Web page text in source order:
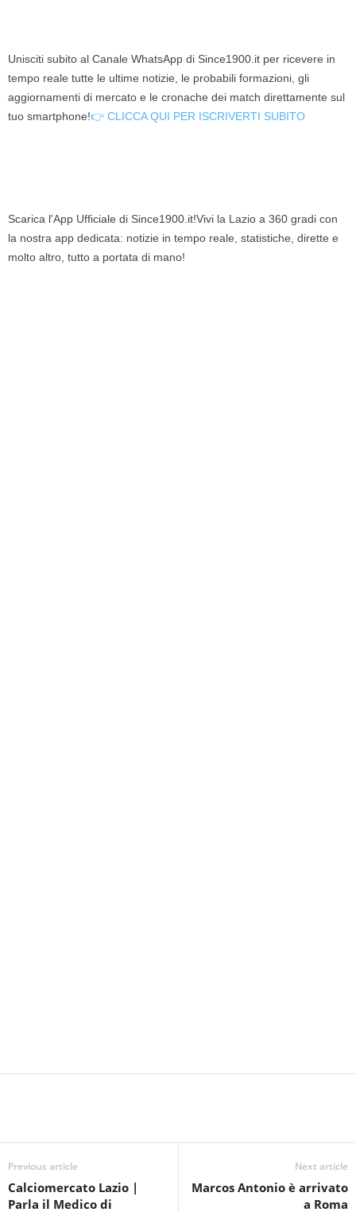
Unisciti subito al Canale WhatsApp di Since1900.it per ricevere in
tempo reale tutte le ultime notizie, le probabili formazioni, gli
aggiornamenti di mercato e le cronache dei match direttamente sul
tuo smartphone!👉 CLICCA QUI PER ISCRIVERTI SUBITO
Scarica l'App Ufficiale di Since1900.it!Vivi la Lazio a 360 gradi con
la nostra app dedicata: notizie in tempo reale, statistiche, dirette e
molto altro, tutto a portata di mano!
Previous article
Calciomercato Lazio |
Parla il Medico di
Next article
Marcos Antonio è arrivato
a Roma